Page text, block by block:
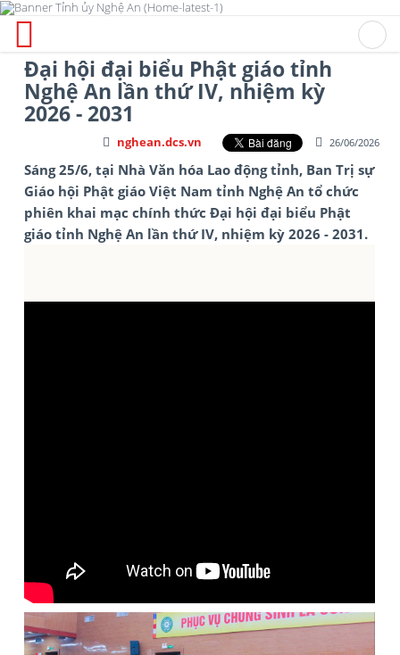
Đại hội đại biểu Phật giáo tỉnh
Nghệ An lần thứ IV, nhiệm kỳ
2026 - 2031
26/06/2026
nghean.dcs.vn
Sáng 25/6, tại Nhà Văn hóa Lao động tỉnh, Ban Trị sự
Giáo hội Phật giáo Việt Nam tỉnh Nghệ An tổ chức
phiên khai mạc chính thức Đại hội đại biểu Phật
giáo tỉnh Nghệ An lần thứ IV, nhiệm kỳ 2026 - 2031.